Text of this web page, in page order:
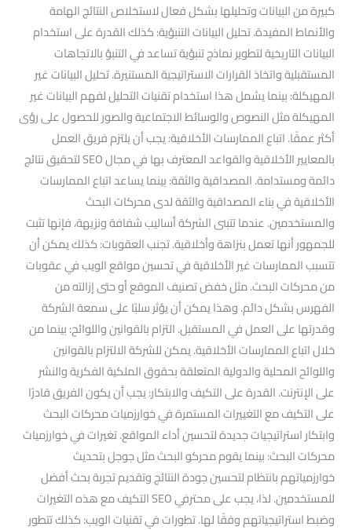
كبيرة من البيانات وتحليلها بشكل فعال لاستخلاص النتائج الهامة
والأنماط المفيدة. تحليل البيانات التنبؤية: كذلك القدرة على استخدام
البيانات التاريخية لتطوير نماذج تنبؤية تساعد في التنبؤ بالاتجاهات
المستقبلية واتخاذ القرارات الاستراتيجية المستنيرة. تحليل البيانات غير
المهيكلة: بينما يشمل هذا استخدام تقنيات التحليل لفهم البيانات غير
المهيكلة مثل النصوص والوسائط الاجتماعية والصور للحصول على رؤى
أكثر عمقًا. اتباع الممارسات الأخلاقية: يجب أن يلتزم فريق العمل
بالمعايير الأخلاقية والقواعد المعترف بها في مجال SEO لتحقيق نتائج
دائمة ومستدامة. المصداقية والثقة: بينما يساعد اتباع الممارسات
الأخلاقية في بناء المصداقية والثقة لدى محركات البحث
والمستخدمين. عندما تتبنى الشركة أساليب شفافة ونزيهة، فإنها تثبت
للجمهور أنها تعمل بنزاهة وأخلاقية. تجنب العقوبات: كذلك يمكن أن
تتسبب الممارسات غير الأخلاقية في تحسين مواقع الويب في عقوبات
من محركات البحث. مثل خفض تصنيف الموقع أو حتى إزالته من
الفهرس بشكل دائم. وهذا يمكن أن يؤثر سلبًا على سمعة الشركة
وقدرتها على العمل في المستقبل. التزام بالقوانين واللوائح: بينما من
خلال اتباع الممارسات الأخلاقية. يمكن للشركة الالتزام بالقوانين
واللوائح المحلية والدولية المتعلقة بحقوق الملكية الفكرية والنشر
على الإنترنت. القدرة على التكيف والابتكار: يجب أن يكون الفريق قادرًا
على التكيف مع التغييرات المستمرة في خوارزميات محركات البحث
وابتكار استراتيجيات جديدة لتحسين أداء المواقع. تغيرات في خوارزميات
محركات البحث: بينما يقوم محركو البحث مثل جوجل بتحديث
خوارزمياتهم بانتظام لتحسين جودة النتائج وتقديم تجربة بحث أفضل
للمستخدمين. لذا، يجب على محترفي SEO التكيف مع هذه التغيرات
وضبط استراتيجياتهم وفقًا لها. تطورات في تقنيات الويب: كذلك تتطور